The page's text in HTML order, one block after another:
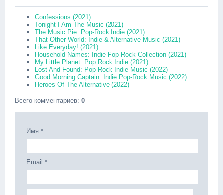
Confessions (2021)
Tonight I Am The Music (2021)
The Music Pie: Pop-Rock Indie (2021)
That Other World: Indie & Alternative Music (2021)
Like Everyday! (2021)
Household Names: Indie Pop-Rock Collection (2021)
My Little Planet: Pop Rock Indie (2021)
Lost And Found: Pop-Rock Indie Music (2022)
Good Morning Captain: Indie Pop-Rock Music (2022)
Heroes Of The Alternative (2022)
Всего комментариев: 0
Имя *:
Email *: